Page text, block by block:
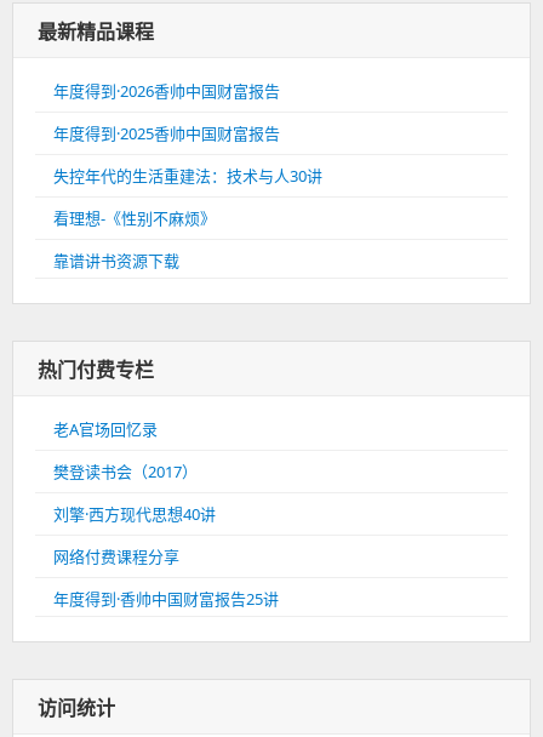
最新精品课程
年度得到·2026香帅中国财富报告
年度得到·2025香帅中国财富报告
失控年代的生活重建法：技术与人30讲
看理想-《性别不麻烦》
靠谱讲书资源下载
热门付费专栏
老A官场回忆录
樊登读书会（2017）
刘擎·西方现代思想40讲
网络付费课程分享
年度得到·香帅中国财富报告25讲
访问统计